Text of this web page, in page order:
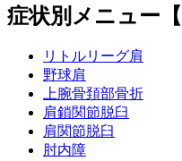
症状別メニュー【
リトルリーグ肩
野球肩
上腕骨頚部骨折
肩鎖関節脱臼
肩関節脱臼
肘内障